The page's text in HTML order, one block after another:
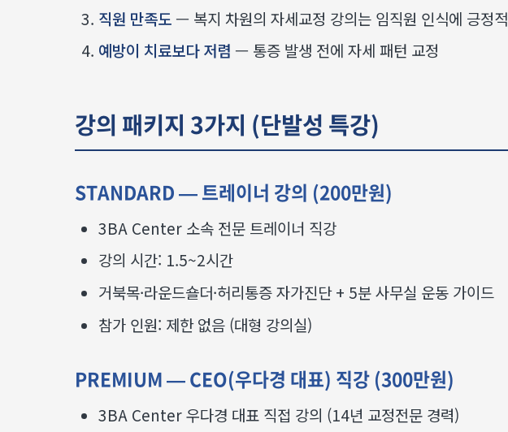
직원 만족도— 복지 차원의 자세교정 강의는 임직원 인식에 긍정적
예방이 치료보다 저렴 — 통증 발생 전에 자세 패턴 교정
강의 패키지 3가지 (단발성 특강)
STANDARD — 트레이너 강의 (200만원)
3BA Center 소속 전문 트레이너 직강
강의 시간: 1.5~2시간
거북목·라운드숄더·허리통증 자가진단 + 5분 사무실 운동 가이드
참가 인원: 제한 없음 (대형 강의실)
PREMIUM — CEO(우다경 대표) 직강 (300만원)
3BA Center 우다경 대표 직접 강의 (14년 교정전문 경력)